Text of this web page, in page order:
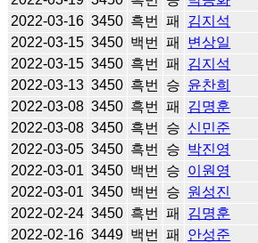
2022-03-16 3450 흑번 패 김지석
2022-03-15 3450 백번 패 변상일
2022-03-15 3450 흑번 패 김지석
2022-03-13 3450 흑번 승 윤찬희
2022-03-08 3450 흑번 패 김명훈
2022-03-08 3450 흑번 승 신민준
2022-03-05 3450 흑번 승 박진영
2022-03-01 3450 백번 승 이원영
2022-03-01 3450 백번 승 원성진
2022-02-24 3450 흑번 패 김명훈
2022-02-16 3449 백번 패 안성준